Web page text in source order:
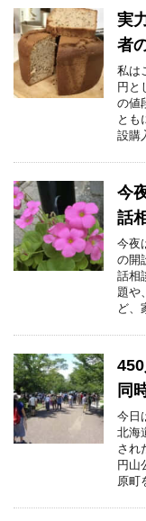
実
者
私は
円と
の値
とも
設購
今
話
今夜
の開
話相
題や
ど、
同
今日
北海
され
円山
原町